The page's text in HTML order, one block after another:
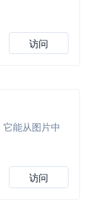
访问
能从图片中
访问